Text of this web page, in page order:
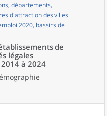
départements,
d'attraction des villes
2020, bassins de
de
légales
à 2024